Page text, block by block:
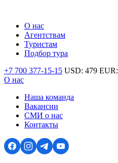
О нас
Агентствам
Туристам
Подбор тура
+7 700 377-15-15 USD: 479 EUR:
О нас
Наша команда
Вакансии
СМИ о нас
Контакты